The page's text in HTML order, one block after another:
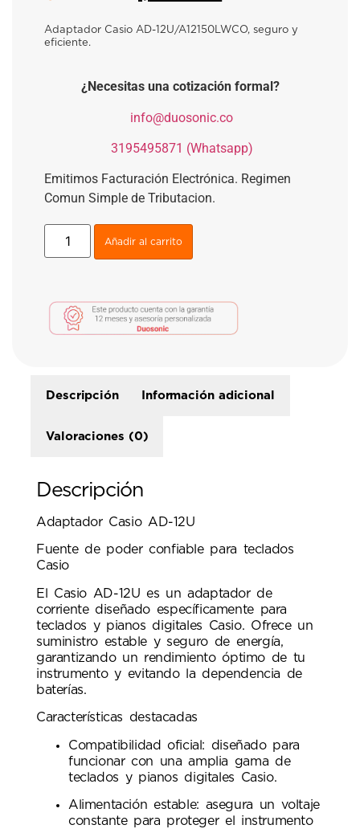
Adaptador Casio AD-12U/A12150LWCO, seguro y
eficiente.
¿Necesitas una cotización formal?
info@duosonic.co
3195495871 (Whatsapp)
Emitimos Facturación Electrónica. Regimen
Comun Simple de Tributacion.
Añadir al carrito
Descripción Información adicional
Valoraciones (0)
Descripción
Adaptador Casio AD-12U
Fuente de poder confiable para teclados
Casio
El Casio AD-12U es un adaptador de
corriente diseñado específicamente para
teclados y pianos digitales Casio. Ofrece un
suministro estable y seguro de energía,
garantizando un rendimiento óptimo de tu
instrumento y evitando la dependencia de
baterías.
Características destacadas
Compatibilidad oficial: diseñado para
funcionar con una amplia gama de
teclados y pianos digitales Casio.
Alimentación estable: asegura un voltaje
constante para proteger el instrumento